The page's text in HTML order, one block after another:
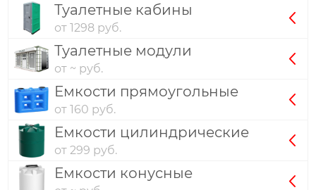
Туалетные кабины
от 1298 руб.
Туалетные модули
от ~ руб.
Емкости прямоугольные
от 160 руб.
Емкости цилиндрические
от 299 руб.
Емкости конусные